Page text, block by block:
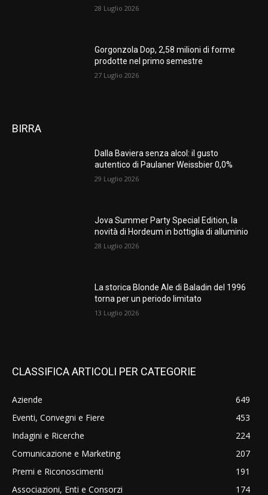
28 Luglio 2026
Gorgonzola Dop, 2,58 milioni di forme
prodotte nel primo semestre
27 Luglio 2026
BIRRA
Dalla Baviera senza alcol: il gusto
autentico di Paulaner Weissbier 0,0%
29 Luglio 2026
Jova Summer Party Special Edition, la
novità di Hordeum in bottiglia di alluminio
28 Luglio 2026
La storica Blonde Ale di Baladin del 1996
torna per un periodo limitato
13 Luglio 2026
CLASSIFICA ARTICOLI PER CATEGORIE
Aziende
649
Eventi, Convegni e Fiere
453
Indagini e Ricerche
224
Comunicazione e Marketing
207
Premi e Riconoscimenti
191
Associazioni, Enti e Consorzi
174